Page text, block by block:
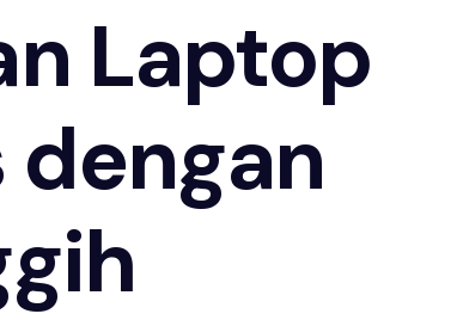
Sewa Screen Proyektor
Sewa Barcode Scanner
Sewa Handy Talky
Laptop
dengan